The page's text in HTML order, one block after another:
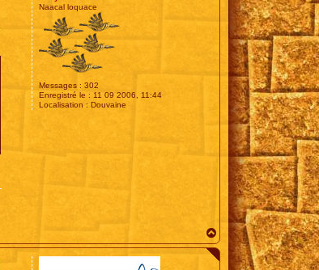
Naacal loquace
Messages : 302
Enregistré le : 11 09 2006, 11:44
Localisation : Douvaine
a
u